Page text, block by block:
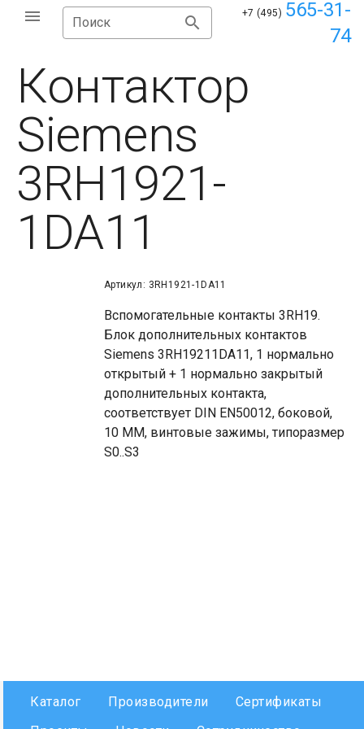
Поиск
+7 (495) 565-31-
74
Контактор
Siemens
3RH1921-
1DA11
Артикул: 3RH1921-1DA11
Вспомогательные контакты 3RH19.
Блок дополнительных контактов
Siemens 3RH19211DA11, 1 нормально
открытый + 1 нормально закрытый
дополнительных контакта,
соответствует DIN EN50012, боковой,
10 MM, винтовые зажимы, типоразмер
S0..S3
Каталог Производители
Сертификаты